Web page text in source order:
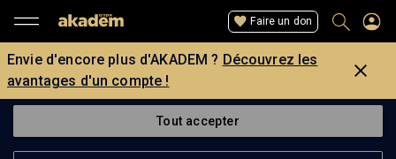
Faire un don
Envie d'encore plus d'AKADEM ? Découvrez les
avantages d'un compte !
Tout accepter